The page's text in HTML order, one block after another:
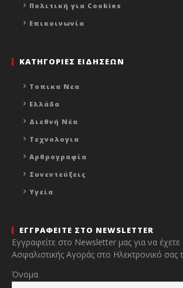
Πολιτική για Cookies
Επικοινωνία
ΚΑΤΗΓΟΡΙΕΣ ΕΙΔΗΣΕΩΝ
Τοπικα Νεα
Ελλάδα
Διεθνή Νέα
Τεχνολογια
Αρθρογραφία
Συνεντεύξεις
Υγεία
ΕΓΓΡΑΦΕΙΤΕ ΣΤΟ NEWSLETTER
Εγγραφείτε στο Newsletter μας για να έχετε
Ασφαλιστικής Αγοράς στο Ηλεκτρονικό σας
Όνομα